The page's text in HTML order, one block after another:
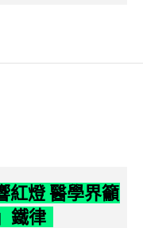
紅燈 醫學界籲
鐵律